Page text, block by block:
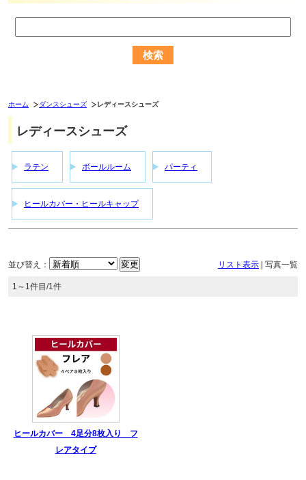
ホーム ダンスシューズ レディースシューズ
レディースシューズ
ラテン ボールルーム パーティ
ヒールカバー・ヒールキャップ
リスト表示 写真一覧
並び替え：
1～1件目/1件
ヒールカバー 4足分8枚入り フ
レアタイプ